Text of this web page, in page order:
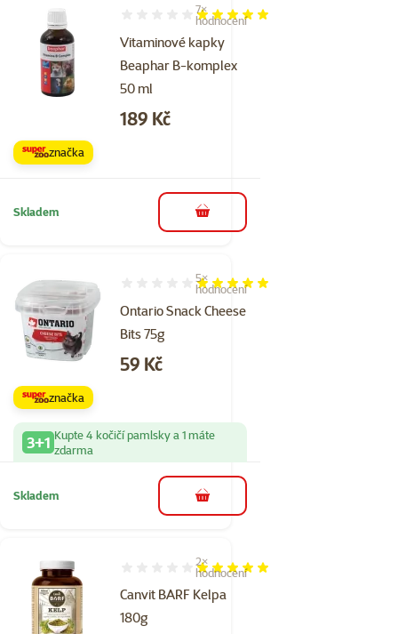
Vitaminové kapky
Beaphar B-komplex
50 ml
Hodnocení 100%, počet hodnocení: 7
7×
hodnocení
Cena
189 Kč
značka
Skladem do košíku
Ontario Snack Cheese
Bits 75g
Hodnocení 100%, počet hodnocení: 5
5×
hodnocení
Cena
59 Kč
značka
3+1 Kupte 4 kočičí pamlsky a 1 máte
zdarma
Skladem do košíku
Canvit BARF Kelpa
180g
Hodnocení 100%, počet hodnocení: 2
2×
hodnocení